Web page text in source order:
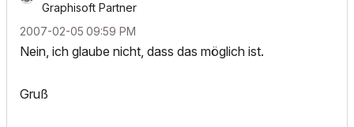
Graphisoft Partner
‎2007-02-05 09:59 PM
Nein, ich glaube nicht, dass das möglich ist.
Gruß